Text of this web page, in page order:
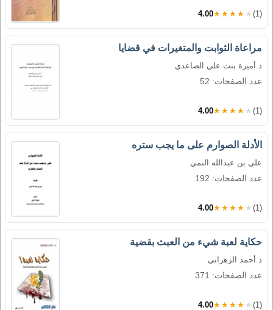
4.00★★★★★ (1)
مراعاة الثوابت والمتغيرات في قضايا
د.أميرة بنت علي الصاعدي
عدد الصفحات: 52
4.00★★★★★ (1)
الأدلة الصوارم على ما يجب ستره
علي بن عبدالله النمي
عدد الصفحات: 192
4.00★★★★★ (1)
حكاية لعبة شيء من العبث بقضية
د.أحمد الزهراني
عدد الصفحات: 371
4.00★★★★★ (1)